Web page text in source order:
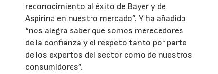
reconocimiento al éxito de Bayer y de
Aspirina en nuestro mercado”. Y ha añadido
“nos alegra saber que somos merecedores
de la confianza y el respeto tanto por parte
de los expertos del sector como de nuestros
consumidores”.